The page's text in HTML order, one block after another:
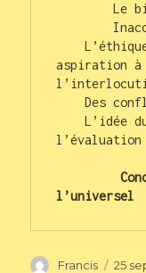
        Le bien est-il abstrait ?
    L’éthique de la réciprocité comme
aspiration à
    Des conflits moraux
    L’idée du bien comme critère de
l’évaluation
l’universel
Auteur
Francis 25